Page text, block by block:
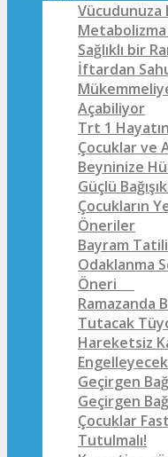
Vücudunuza
Metabolizma
Sağlıklı bir
İftardan
Açabiliyor
Trt 1
Çocuklar ve
Beyninize
Güçlü
Çocukların
Öneriler
Bayram
Odaklanma
Öneri
Ramazanda
Tutacak
Hareketsiz
Geçirgen
Geçirgen
Çocuklar
Tutulmalı!